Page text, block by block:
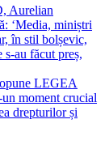
Aurelian
‘Media, miniștri
în stil bolșevic,
au făcut preș,
LEGEA
moment crucial
drepturilor și